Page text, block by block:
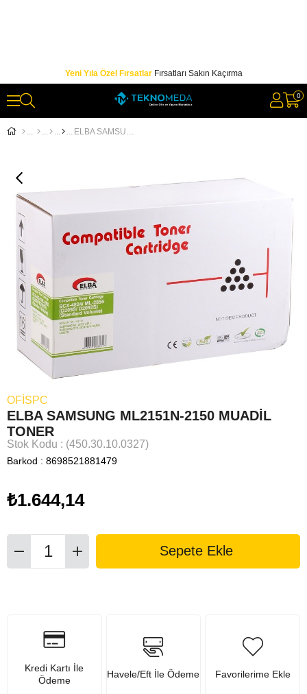
Yeni Yıla Özel FırsatlarFırsatları Sakın Kaçırma
0
ELBA SAMSUNG ML2151N-2150 MUADİL TONER
OFİSPC
ELBA SAMSUNG ML2151N-2150 MUADİL
TONER
Stok Kodu (450.30.10.0327)
Barkod : 8698521881479
₺1.644,14
Kredi Kartı İle
Ödeme
Havele/Eft İle Ödeme Favorilerime Ekle